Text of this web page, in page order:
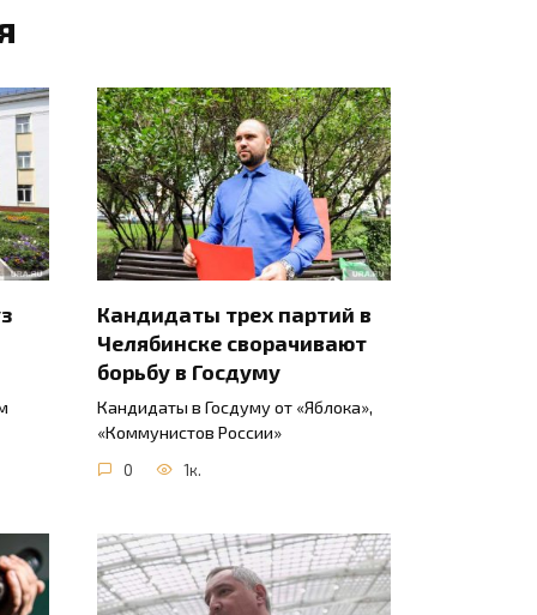
Кандидаты трех партий в
Челябинске сворачивают
борьбу в Госдуму
Кандидаты в Госдуму от «Яблока»,
«Коммунистов России»
0 1к.